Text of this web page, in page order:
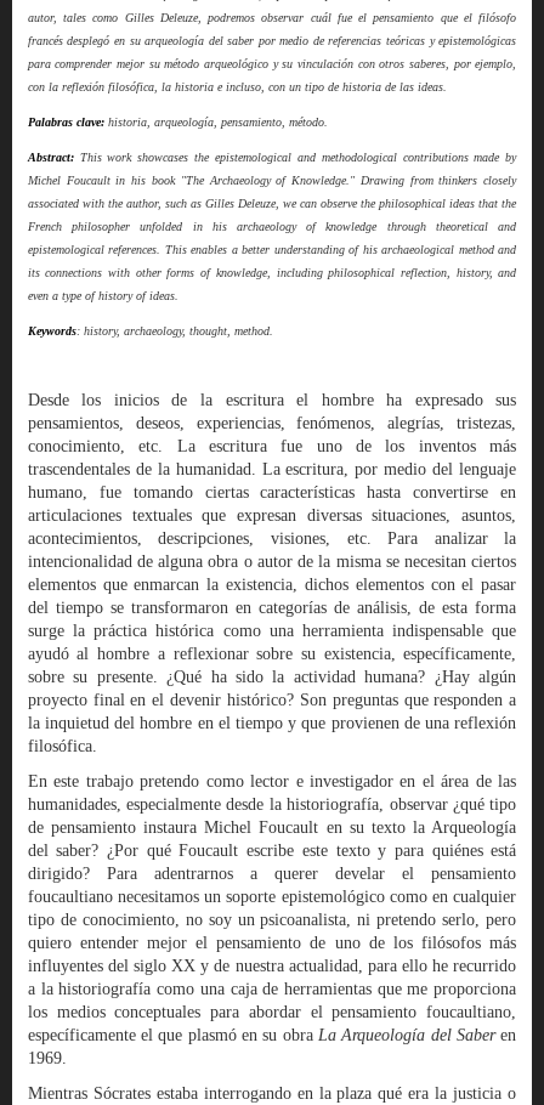
autor, tales como Gilles Deleuze, podremos observar cuál fue el pensamiento que el filósofo
francés desplegó en su arqueología del saber por medio de referencias teóricas y epistemológicas
para comprender mejor su método arqueológico y su vinculación con otros saberes, por ejemplo,
con la reflexión filosófica, la historia e incluso, con un tipo de historia de las ideas.
Palabras clave: historia, arqueología, pensamiento, método.
Abstract:This work showcases the epistemological and methodological contributions made by
Michel Foucault in his book "The Archaeology of Knowledge." Drawing from thinkers closely
associated with the author, such as Gilles Deleuze, we can observe the philosophical ideas that the
French philosopher unfolded in his archaeology of knowledge through theoretical and
epistemological references. This enables a better understanding of his archaeological method and
its connections with other forms of knowledge, including philosophical reflection, history, and
even a type of history of ideas.
Keywords: history, archaeology, thought, method.
Desde los inicios de la escritura el hombre ha expresado sus
pensamientos, deseos, experiencias, fenómenos, alegrías, tristezas,
conocimiento, etc. La escritura fue uno de los inventos más
trascendentales de la humanidad. La escritura, por medio del lenguaje
humano, fue tomando ciertas características hasta convertirse en
articulaciones textuales que expresan diversas situaciones, asuntos,
acontecimientos, descripciones, visiones, etc. Para analizar la
intencionalidad de alguna obra o autor de la misma se necesitan ciertos
elementos que enmarcan la existencia, dichos elementos con el pasar
del tiempo se transformaron en categorías de análisis, de esta forma
surge la práctica histórica como una herramienta indispensable que
ayudó al hombre a reflexionar sobre su existencia, específicamente,
sobre su presente. ¿Qué ha sido la actividad humana? ¿Hay algún
proyecto final en el devenir histórico? Son preguntas que responden a
la inquietud del hombre en el tiempo y que provienen de una reflexión
filosófica.
En este trabajo pretendo como lector e investigador en el área de las
humanidades, especialmente desde la historiografía, observar ¿qué tipo
de pensamiento instaura Michel Foucault en su texto la Arqueología
del saber? ¿Por qué Foucault escribe este texto y para quiénes está
dirigido? Para adentrarnos a querer develar el pensamiento
foucaultiano necesitamos un soporte epistemológico como en cualquier
tipo de conocimiento, no soy un psicoanalista, ni pretendo serlo, pero
quiero entender mejor el pensamiento de uno de los filósofos más
influyentes del siglo XX y de nuestra actualidad, para ello he recurrido
a la historiografía como una caja de herramientas que me proporciona
los medios conceptuales para abordar el pensamiento foucaultiano,
específicamente el que plasmó en su obra La Arqueología del Saberen
1969.
Mientras Sócrates estaba interrogando en la plaza qué era la justicia o